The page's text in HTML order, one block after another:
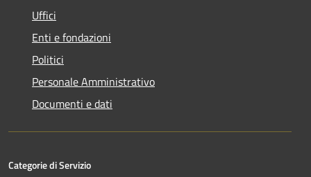
Uffici
Enti e fondazioni
Politici
Personale Amministrativo
Documenti e dati
Categorie di Servizio